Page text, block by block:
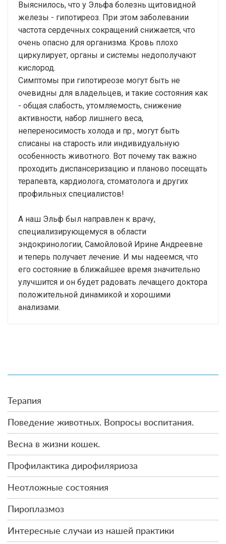
Выяснилось, что у Эльфа болезнь щитовидной
железы - гипотиреоз. При этом заболевании
частота сердечных сокращений снижается, что
очень опасно для организма. Кровь плохо
циркулирует, органы и системы недополучают
кислород.
Симптомы при гипотиреозе могут быть не
очевидны для владельцев, и такие состояния как
- общая слабость, утомляемость, снижение
активности, набор лишнего веса,
непереносимость холода и пр., могут быть
списаны на старость или индивидуальную
особенность животного. Вот почему так важно
проходить диспансеризацию и планово посещать
терапевта, кардиолога, стоматолога и других
профильных специалистов!
А наш Эльф был направлен к врачу,
специализирующемуся в области
эндокринологии, Самойловой Ирине Андреевне
и теперь получает лечение. И мы надеемся, что
его состояние в ближайшее время значительно
улучшится и он будет радовать лечащего доктора
положительной динамикой и хорошими
анализами.
Терапия
Поведение животных. Вопросы воспитания.
Весна в жизни кошек.
Профилактика дирофиляриоза
Неотложные состояния
Пироплазмоз
Интересные случаи из нашей практики